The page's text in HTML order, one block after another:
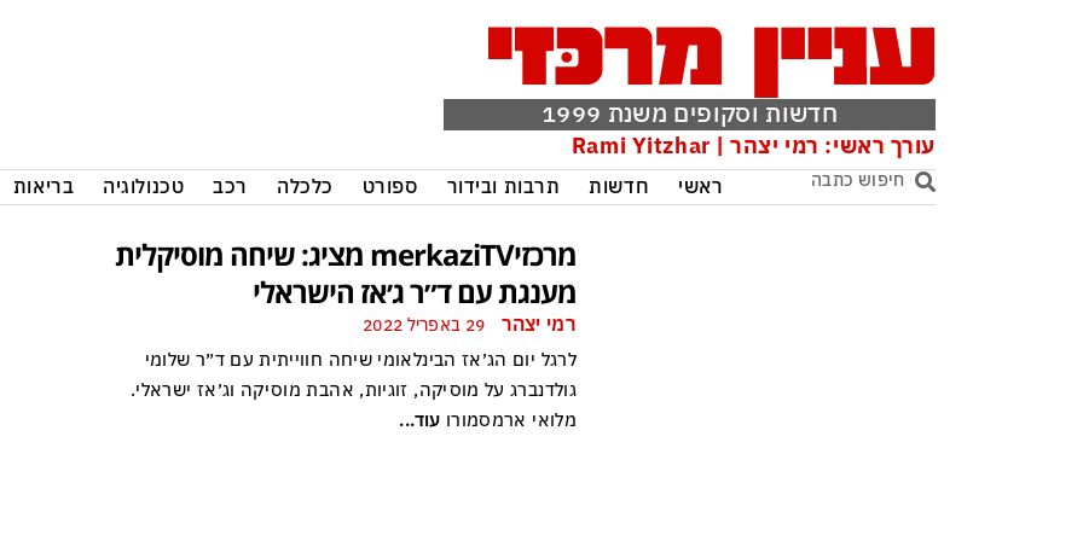
חדשות וסקופים משנת 1999
עורך ראשי: רמי יצהר | Rami Yitzhar
ראשי חדשות תרבות ובידור ספורט כלכלה רכב טכנולוגיה בריאות
מרכזיmerkaziTV מציג: שיחה מוסיקלית
מענגת עם ד״ר ג׳אז הישראלי
רמי יצהר
לרגל יום הג׳אז הבינלאומי שיחה חווייתית עם ד״ר שלומי
גולדנברג על מוסיקה, זוגיות, אהבת מוסיקה וג׳אז ישראלי.
מלואי ארמסמורו עוד...